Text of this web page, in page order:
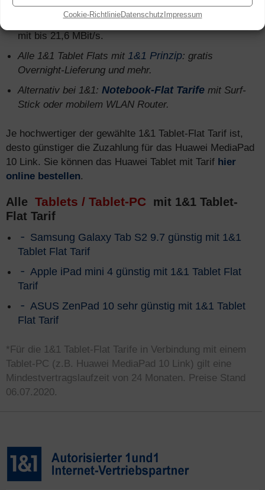
Cookie-RichtlinieDatenschutz Impressum
1&1 Tablet-Flat Special: 1 GB Highspeed surfen
mit bis 21,6 MBit/s.
Alle 1&1 Tablet Flats mit 1&1 Prinzip: gratis
Overnight-Lieferung und mehr.
Alternativ bei 1&1: Notebook-Flat Tarife mit Surf-
Stick oder mobilem WLAN Router.
Je hochwertiger der gewählte 1&1 Tablet-Flat Tarif ist,
desto günstiger die Zuzahlung für das Huawei MediaPad
10 Link. Sie können das Huawei Tablet mit Tarif hier
online bestellen.
Alle Tablets / Tablet-PC mit 1&1 Tablet-
Flat Tarif
Samsung Galaxy Tab S2 9.7 günstig mit 1&1
Tablet Flat Tarif
Apple iPad mini 4 günstig mit 1&1 Tablet Flat
Tarif
ASUS ZenPad 10 sehr günstig mit 1&1 Tablet
Flat Tarif
*Für die 1&1 Tablet-Flat Tarife in Verbindung mit einem
Tablet-PC (z.B. Huawei MediaPad 10 Link) gilt eine
Mindestvertragslaufzeit von 24 Monaten. Preise Stand
06.07.2020.